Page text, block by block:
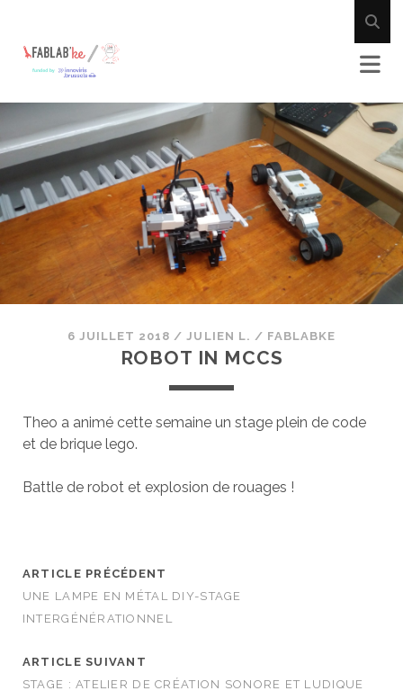
6 JUILLET 2018 /JULIEN L. / FABLABKE
ROBOT IN MCCS
Theo a animé cette semaine un stage plein de code
et de brique lego.
Battle de robot et explosion de rouages !
ARTICLE PRÉCÉDENT
UNE LAMPE EN MÉTAL DIY-STAGE
INTERGÉNÉRATIONNEL
ARTICLE SUIVANT
STAGE : ATELIER DE CRÉATION SONORE ET LUDIQUE